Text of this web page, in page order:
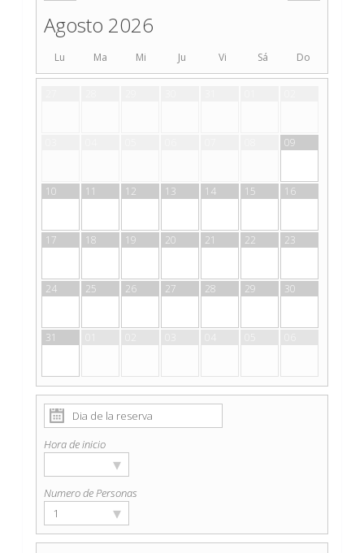
Agosto 2026
Lu Ma Mi Ju Vi Sá Do
09
10 11 12 13 14 15 16
17 18 19 20 21 22 23
24 25 26 27 28 29 30
31
Hora de inicio
▾
Numero de Personas
1
▾